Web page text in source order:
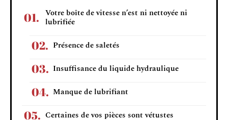
Votre boîte de vitesse n’est ni nettoyée ni
lubrifiée
Présence de saletés
Insuffisance du liquide hydraulique
Manque de lubrifiant
Certaines de vos pièces sont vétustes